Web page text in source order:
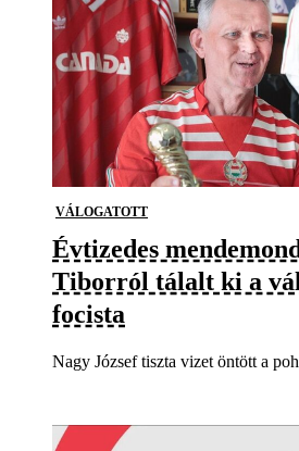
VÁLOGATOTT
Évtizedes
Tiborról tálalt ki a
focista
Nagy József tiszta vizet öntött a